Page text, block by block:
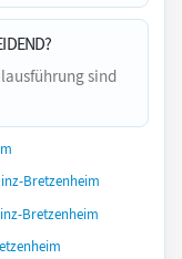
sind
Bretzenheim
Bretzenheim